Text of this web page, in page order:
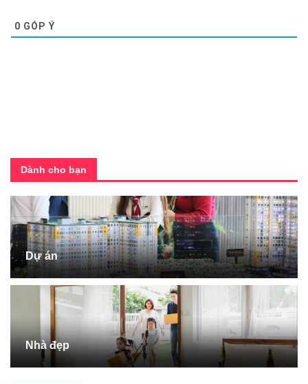
0 GÓP Ý
Dành cho bạn
Dự án
Nhà đẹp